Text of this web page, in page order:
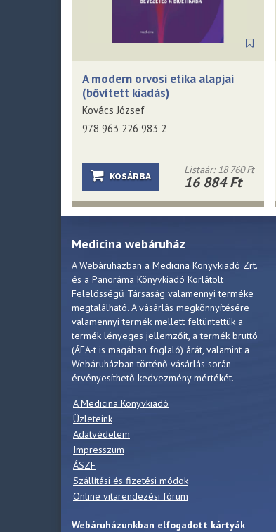
A modern orvosi etika alapjai
(bővített kiadás)
Kovács József
978 963 226 983 2
Listaár:18 760 Ft
16 884 Ft
KOSÁRBA
Medicina webáruház
A Webáruházban a Medicina Könyvkiadó Zrt.
és a Panoráma Könyvkiadó Korlátolt
Felelősségű Társaság valamennyi terméke
megtalálható. A vásárlás megkönnyítésére
valamennyi termék mellett feltüntettük a
termék lényeges jellemzőit, a termék bruttó
(ÁFA-t is magában foglaló) árát, valamint a
Webáruházban történő vásárlás során
érvényesíthető kedvezmény mértékét.
A Medicina Könyvkiadó
Üzleteink
Adatvédelem
Impresszum
ÁSZF
Szállítási és fizetési módok
Online vitarendezési fórum
Webáruházunkban elfogadott kártyák